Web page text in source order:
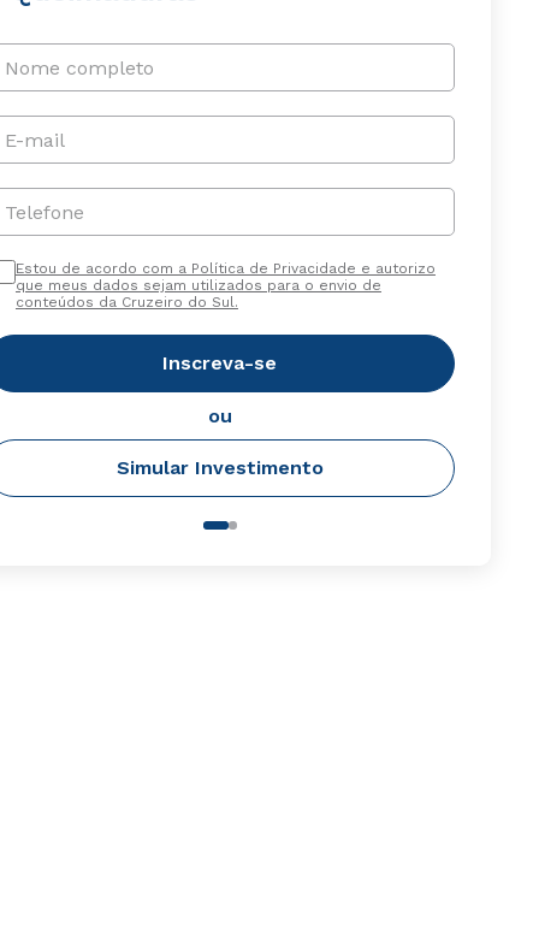
Nome completo
E-mail
Telefone
Estou de acordo com a Política de Privacidade e autorizo
que meus dados sejam utilizados para o envio de
conteúdos da Cruzeiro do Sul.
Inscreva-se
ou
Simular Investimento